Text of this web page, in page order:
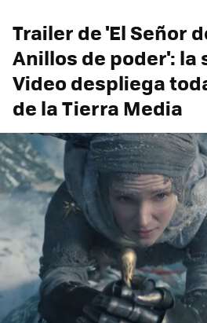
Trailer de 'El Señor
Anillos de poder': la
Video despliega
de la Tierra Media